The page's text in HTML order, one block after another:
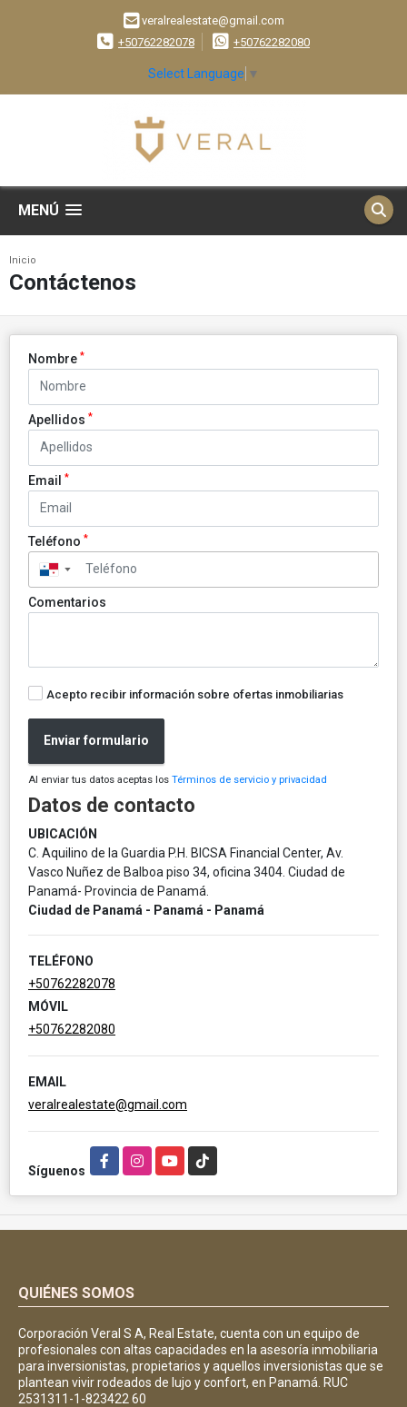
veralrealestate@gmail.com
+50762282078
+50762282080
Select Language ▼
MENÚ
Inicio
Contáctenos
Nombre *
Apellidos *
Email *
Teléfono *
▼
Comentarios
Acepto recibir información sobre ofertas inmobiliarias
Enviar formulario
Al enviar tus datos aceptas los Términos de servicio y privacidad
Datos de contacto
UBICACIÓN
C. Aquilino de la Guardia P.H. BICSA Financial Center, Av.
Vasco Nuñez de Balboa piso 34, oficina 3404. Ciudad de
Panamá- Provincia de Panamá.
Ciudad de Panamá - Panamá - Panamá
TELÉFONO
+50762282078
MÓVIL
+50762282080
EMAIL
veralrealestate@gmail.com
Síguenos
FacebookInstagramYouTubeTikTok
QUIÉNES SOMOS
Corporación Veral S A, Real Estate, cuenta con un equipo de
profesionales con altas capacidades en la asesoría inmobiliaria
para inversionistas, propietarios y aquellos inversionistas que se
plantean vivir rodeados de lujo y confort, en Panamá. RUC
2531311-1-823422 60